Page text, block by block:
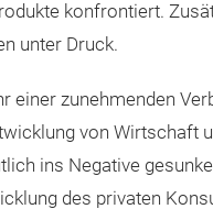
konfrontiert.
unter Druck.
einer zunehmenden
von Wirtschaft
ins Negative
des privaten